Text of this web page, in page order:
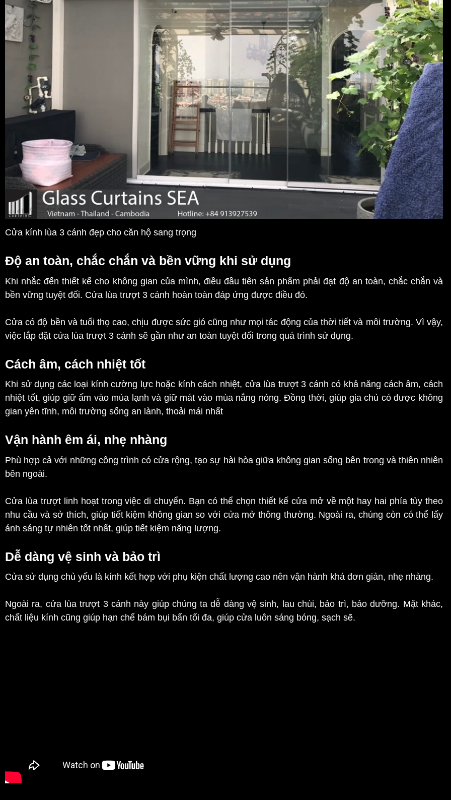
Cửa kính lùa 3 cánh đẹp cho căn hộ sang trọng
Độ an toàn, chắc chắn và bền vững khi sử dụng
Khi nhắc đến thiết kế cho không gian của mình, điều đầu tiên sản phẩm phải đạt độ an toàn, chắc chắn và
bền vững tuyệt đối. Cửa lùa trượt 3 cánh hoàn toàn đáp ứng được điều đó.
Cửa có độ bền và tuổi thọ cao, chịu được sức gió cũng như mọi tác động của thời tiết và môi trường. Vì vậy,
việc lắp đặt cửa lùa trượt 3 cánh sẽ gần như an toàn tuyệt đối trong quá trình sử dụng.
Cách âm, cách nhiệt tốt
Khi sử dụng các loại kính cường lực hoặc kính cách nhiệt, cửa lùa trượt 3 cánh có khả năng cách âm, cách
nhiệt tốt, giúp giữ ấm vào mùa lạnh và giữ mát vào mùa nắng nóng. Đồng thời, giúp gia chủ có được không
gian yên tĩnh, môi trường sống an lành, thoải mái nhất
Vận hành êm ái, nhẹ nhàng
Phù hợp cả với những công trình có cửa rộng, tạo sự hài hòa giữa không gian sống bên trong và thiên nhiên
bên ngoài.
Cửa lùa trượt linh hoạt trong việc di chuyển. Bạn có thể chọn thiết kế cửa mở về một hay hai phía tùy theo
nhu cầu và sở thích, giúp tiết kiệm không gian so với cửa mở thông thường. Ngoài ra, chúng còn có thể lấy
ánh sáng tự nhiên tốt nhất, giúp tiết kiệm năng lượng.
Dễ dàng vệ sinh và bảo trì
Cửa sử dụng chủ yếu là kính kết hợp với phụ kiện chất lượng cao nên vận hành khá đơn giản, nhẹ nhàng.
Ngoài ra, cửa lùa trượt 3 cánh này giúp chúng ta dễ dàng vệ sinh, lau chùi, bảo trì, bảo dưỡng. Mặt khác,
chất liệu kính cũng giúp hạn chế bám bụi bẩn tối đa, giúp cửa luôn sáng bóng, sạch sẽ.